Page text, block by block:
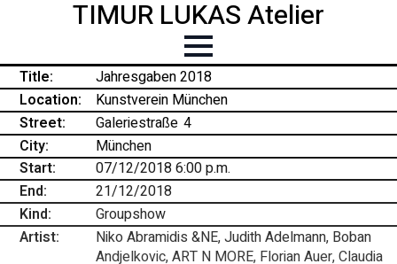
TIMUR LUKAS Atelier
Title:
Jahresgaben 2018
Location:
Kunstverein München
Street:
Galeriestraße- 4
City:
München
Start:
07/12/2018 6:00 p.m.
End:
21/12/2018
Kind:
Groupshow
Artist:
Niko Abramidis &NE, Judith Adelmann, Boban
Andjelkovic, ART N MORE, Florian Auer, Claudia